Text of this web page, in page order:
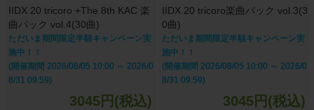
IIDX 20 tricoro +The 8th KAC 楽
曲パック vol.4(30曲)
ただいま期間限定半額キャンペーン実
施中！！
(開催期間 2026/08/05 10:00 ～ 2026/0
8/31 09:59)
3045円(税込)
IIDX 20 tricoro楽曲パック vol.3(3
0曲)
ただいま期間限定半額キャンペーン実
施中！！
(開催期間 2026/08/05 10:00 ～ 2026/0
8/31 09:59)
3045円(税込)